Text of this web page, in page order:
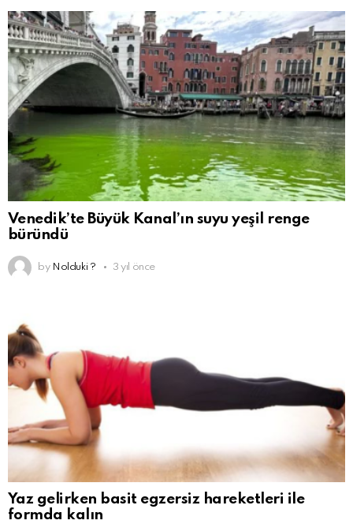
Venedik’te Büyük Kanal’ın suyu yeşil renge
büründü
by Nolduki ? 3 yıl önce
Yaz gelirken basit egzersiz hareketleri ile
formda kalın